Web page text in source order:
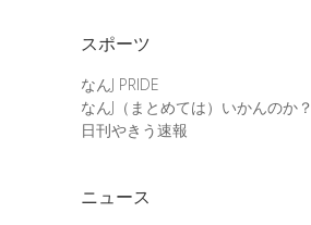
スポーツ
なんJ PRIDE
なんJ（まとめては）いかんのか？
日刊やきう速報
ニュース